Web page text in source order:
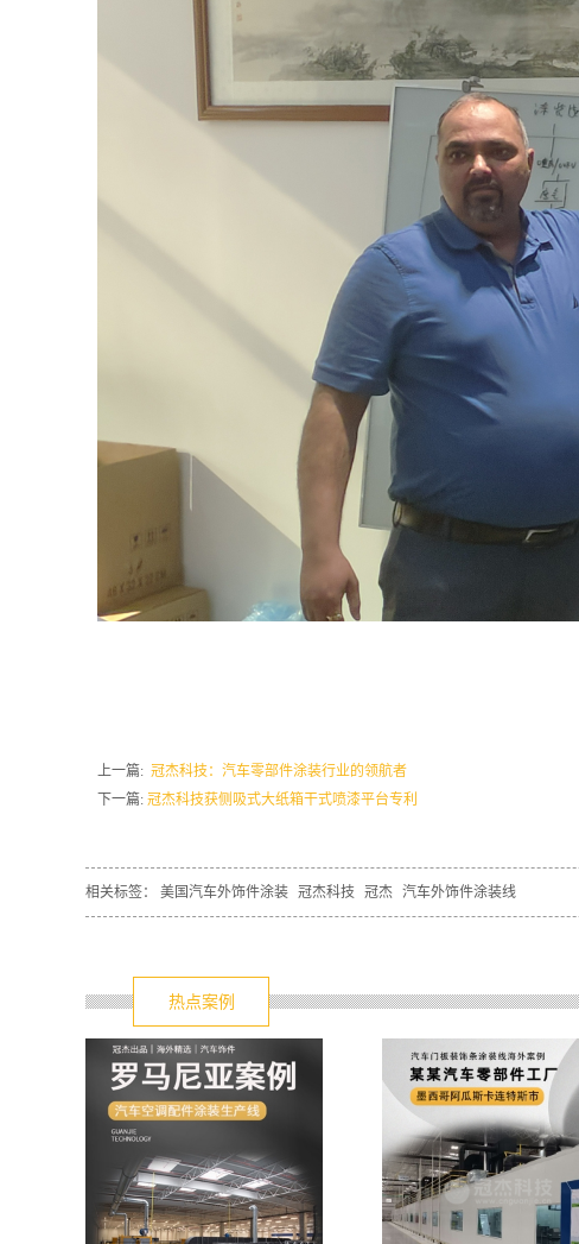
上一篇: 冠杰科技：汽车零部件涂装行业的领航者
下一篇: 冠杰科技获侧吸式大纸箱干式喷漆平台专利
相关标签： 美国汽车外饰件涂装 冠杰科技 冠杰 汽车外饰件涂装线
热点案例